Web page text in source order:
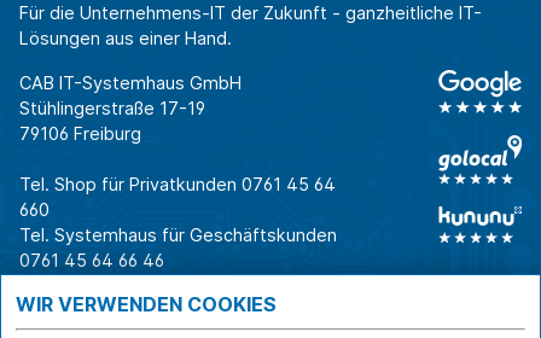
Für die Unternehmens-IT der Zukunft - ganzheitliche IT-
Lösungen aus einer Hand.
CAB IT-Systemhaus GmbH
Stühlingerstraße 17-19
79106 Freiburg
Tel. Shop für Privatkunden 0761 45 64
660
Tel. Systemhaus für Geschäftskunden
0761 45 64 66 46
Warum CAB
Für Business-
IT für
IT-Beratung und
WIR VERWENDEN COOKIES